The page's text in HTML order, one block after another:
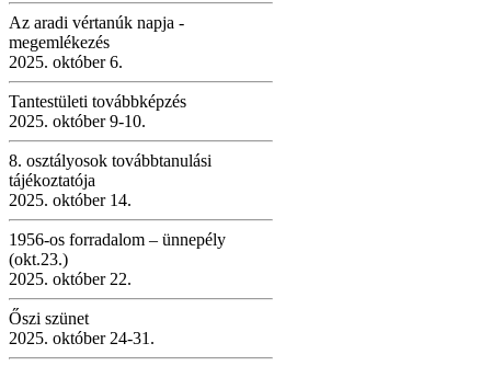
Az aradi vértanúk napja -
megemlékezés
2025. október 6.
Tantestületi továbbképzés
2025. október 9-10.
8. osztályosok továbbtanulási
tájékoztatója
2025. október 14.
1956-os forradalom – ünnepély
(okt.23.)
2025. október 22.
Őszi szünet
2025. október 24-31.